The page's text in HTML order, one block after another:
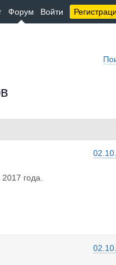
Форум Войти
года.